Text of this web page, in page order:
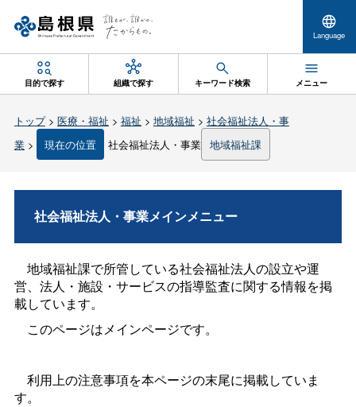
Language
目的で探す 組織で探す キーワード検索 メニュー
トップ> 医療・福祉 > 福祉 > 地域福祉 > 社会福祉法人・事
業> 現在の位置 社会福祉法人・事業 地域福祉課
社会福祉法人・事業メインメニュー
地域福祉課で所管している社会福祉法人の設立や運
営、法人・施設・サービスの指導監査に関する情報を掲
載しています。
このページはメインページです。
利用上の注意事項を本ページの末尾に掲載していま
す。